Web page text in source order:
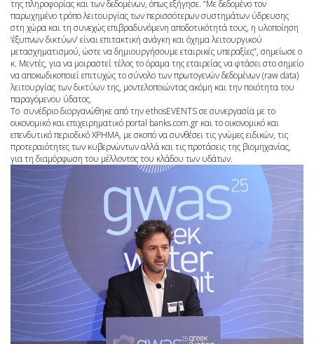
της πληροφορίας και των δεδομένων, όπως εξήγησε. “Με δεδομένο τον
παρωχημένο τρόπο λειτουργίας των περισσότερων συστημάτων ύδρευσης
στη χώρα και τη συνεχώς επιβραδυνόμενη αποδοτικότητά τους, η υλοποίηση
‘έξυπνων δικτύων’ είναι επιτακτική ανάγκη και όχημα λειτουργικού
μετασχηματισμού, ώστε να δημιουργήσουμε εταιρικές υπεραξίες”, σημείωσε ο
κ. Μεντές, για να μοιραστεί τέλος το όραμα της εταιρείας να φτάσει στο σημείο
να αποκωδικοποιεί επιτυχώς το σύνολο των πρωτογενών δεδομένων (raw data)
λειτουργίας των δικτύων της, μοντελοποιώντας ακόμη και την ποιότητα του
παραγόμενου ύδατος.
Το συνέδριο διοργανώθηκε από την ethosEVENTS σε συνεργασία με το
οικονομικό και επιχειρηματικό portal banks.com.gr και το οικονομικό και
επενδυτικό περιοδικό ΧΡΗΜΑ, με σκοπό να συνθέσει τις γνώμες ειδικών, τις
προτεραιότητες των κυβερνώντων αλλά και τις προτάσεις της βιομηχανίας,
για τη διαμόρφωση του μέλλοντος του κλάδου των υδάτων.